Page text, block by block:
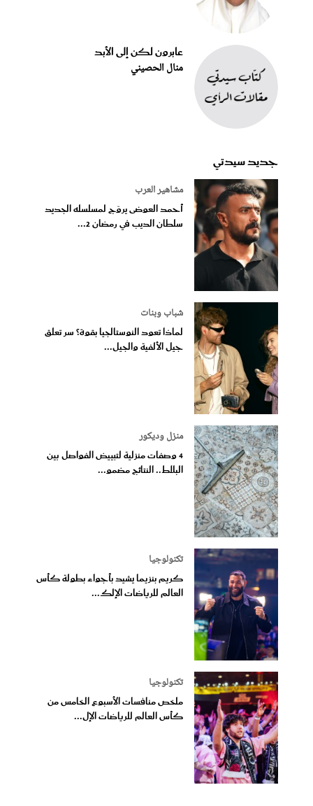
عابرون لكن إلى الأبد
منال الحصيني
جديد سيدتي
مشاهير العرب
أحمد العوضى يروّج لمسلسله الجديد
سلطان الديب في رمضان 2...
شباب وبنات
لماذا تعود النوستالجيا بقوة؟ سر تعلق
جيل الألفية والجيل...
منزل وديكور
4 وصفات منزلية لتبييض الفواصل بين
البلاط.. النتائج مضمو...
تكنولوجيا
كريم بنزيما يشيد بأجواء بطولة كأس
العالم للرياضات الإلك...
تكنولوجيا
ملخص منافسات الأسبوع الخامس من
كأس العالم للرياضات الإل...